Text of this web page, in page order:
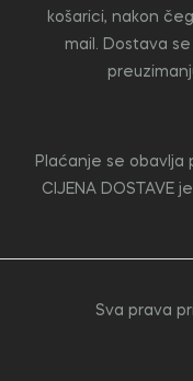
košarici, nakon
mail. Dostava se
Plaćanje se obavlja
CIJENA DOSTAVE
Sva prava